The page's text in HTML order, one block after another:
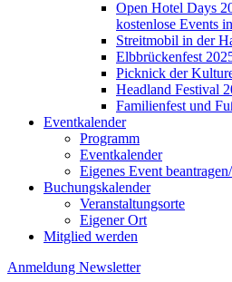
Open Hotel Days
kostenlose Events
Streitmobil in der
Elbbrückenfest
Picknick der
Headland Festival
Familienfest und
Eventkalender
Programm
Eventkalender
Eigenes Event
Buchungskalender
Veranstaltungsorte
Eigener Ort
Mitglied werden
Anmeldung Newsletter